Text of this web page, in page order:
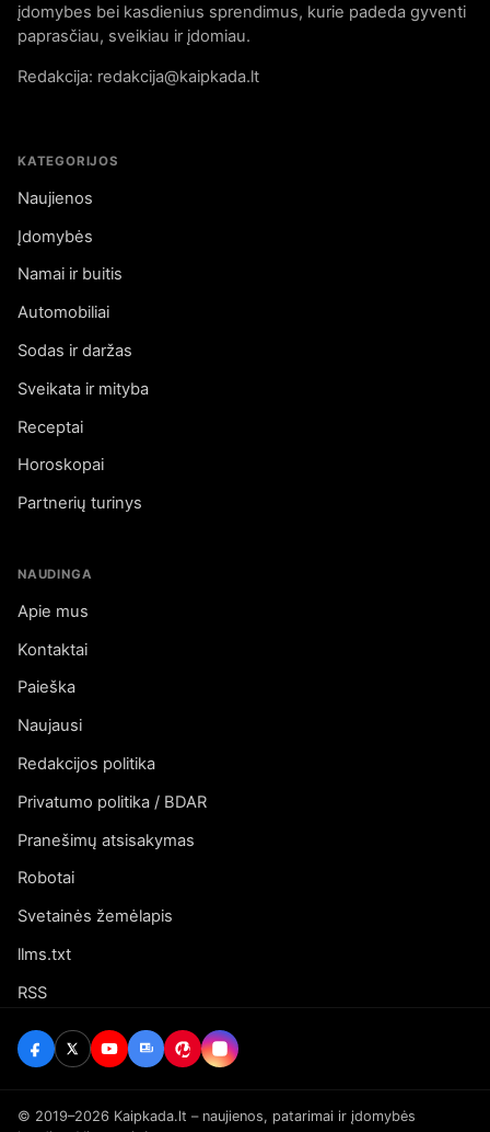
įdomybes bei kasdienius sprendimus, kurie padeda gyventi
paprasčiau, sveikiau ir įdomiau.
Redakcija: redakcija@kaipkada.lt
KATEGORIJOS
Naujienos
Įdomybės
Namai ir buitis
Automobiliai
Sodas ir daržas
Sveikata ir mityba
Receptai
Horoskopai
Partnerių turinys
NAUDINGA
Apie mus
Kontaktai
Paieška
Naujausi
Redakcijos politika
Privatumo politika / BDAR
Pranešimų atsisakymas
Robotai
Svetainės žemėlapis
llms.txt
RSS
© 2019–2026 Kaipkada.lt – naujienos, patarimai ir įdomybės